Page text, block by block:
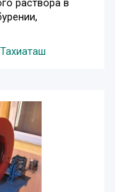
раствора в
Тахиаташ